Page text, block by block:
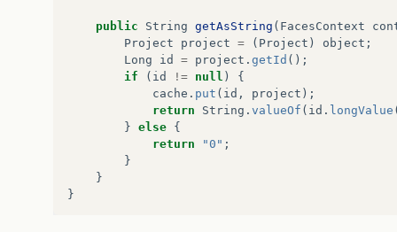
public String getAsString ( FacesContext
Project
project = ( Project ) object ;
Long
id = project . getId ();
if
( id != null )
{
cache . put ( id , project );
return
String . valueOf ( id . longValue
} else {
return
"0" ;
}
}
}